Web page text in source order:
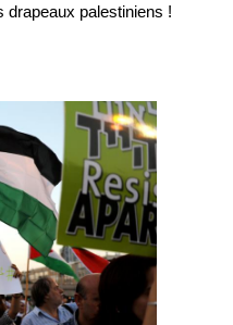
drapeaux palestiniens !